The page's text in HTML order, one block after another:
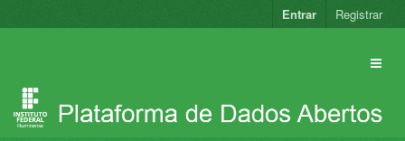
para
Entrar Registrar